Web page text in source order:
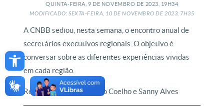
Open toolbar
QUINTA-FEIRA, 9 DE NOVEMBRO DE 2023, 19H34
MODIFICADO: SEXTA-FEIRA, 10 DENOVEMBRO DE2023, 7H35
A CNBB sediou, nesta semana, o encontro anual de
secretários executivos regionais. O objetivo é
conversar sobre as diferentes experiências vividas
em cada região.
Reportagem de Francisco Coelho e Sanny Alves